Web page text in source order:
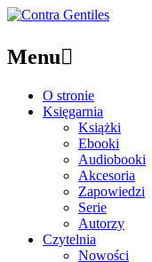
Menu
O stronie
Księgarnia
Książki
Ebooki
Audiobooki
Akcesoria
Zapowiedzi
Serie
Autorzy
Czytelnia
Nowości